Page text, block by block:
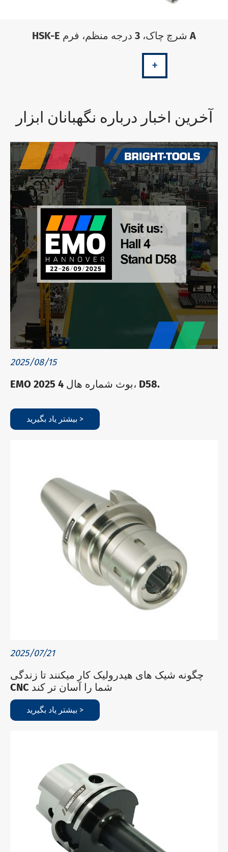
HSK-E شرچ چاک، 3 درجه منظم، فرم A
+
آخرین اخبار درباره نگهبانان ابزار
2025/08/15
EMO 2025 بوث شماره هال 4، D58.
بیشتر یاد بگیرید >
2025/07/21
چگونه شیک های هیدرولیک کار میکنند تا زندگی
CNC شما را آسان تر کند
بیشتر یاد بگیرید >